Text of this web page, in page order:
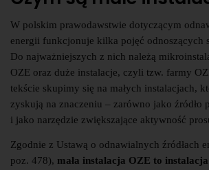
W polskim prawodawstwie dotyczącym
energii funkcjonuje kilka pojęć odnoszących
Do najważniejszych z nich należą
OZE oraz duże instalacje, czyli tzw. farmy
tekście skupimy się na małych instalacjach,
zyskują na znaczeniu – zarówno jako źródło
i jako narzędzie zwiększające aktywność
Zgodnie z Ustawą o odnawialnych źródłach
poz. 478), mała instalacja OZE to